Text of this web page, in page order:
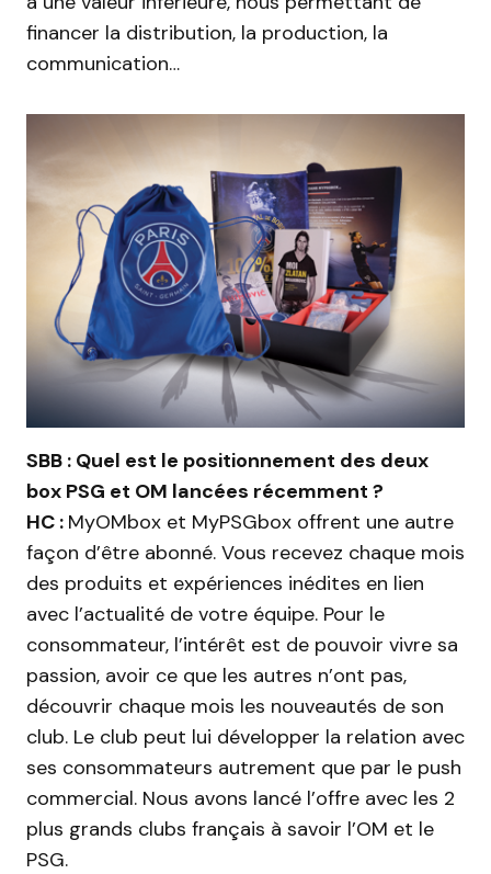
financer la distribution, la production, la
communication…
SBB : Quel est le positionnement des deux
box PSG et OM lancées récemment ?
HC : MyOMbox et MyPSGbox offrent une autre
façon d’être abonné. Vous recevez chaque mois
des produits et expériences inédites en lien
avec l’actualité de votre équipe. Pour le
consommateur, l’intérêt est de pouvoir vivre sa
passion, avoir ce que les autres n’ont pas,
découvrir chaque mois les nouveautés de son
club. Le club peut lui développer la relation avec
ses consommateurs autrement que par le push
commercial. Nous avons lancé l’offre avec les 2
plus grands clubs français à savoir l’OM et le
PSG.